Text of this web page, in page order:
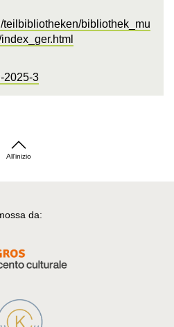
teilbibliotheken/bibliothek_mu
2025-3
All'inizio
da: